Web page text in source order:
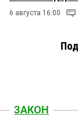
6 августа 16:00
ЗАКОН